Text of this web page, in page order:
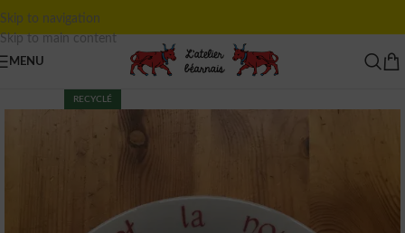
Skip to navigation
Skip to main content
MENU
RECYCLÉ